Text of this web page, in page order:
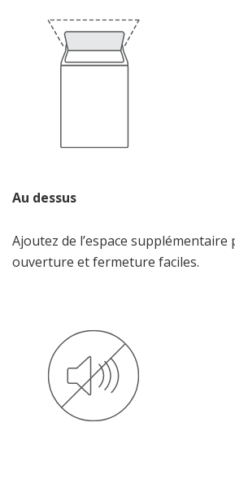
Au dessus
Ajoutez de l’espace supplémentaire
ouverture et fermeture faciles.